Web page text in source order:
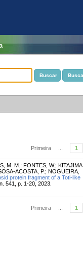
Primeira 1
M. M. ; FONTES, W.; KITAJIMA,
ACOSTA, P. ; NOGUEIRA,
protein fragment of a Toti-like
541, p. 1-20, 2023.
Primeira 1